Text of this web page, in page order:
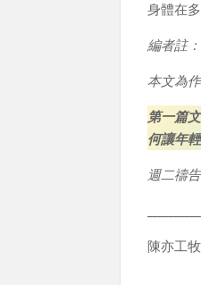
身體在
編者註：
本文為
第一篇
何讓年
週二禱
陳亦工